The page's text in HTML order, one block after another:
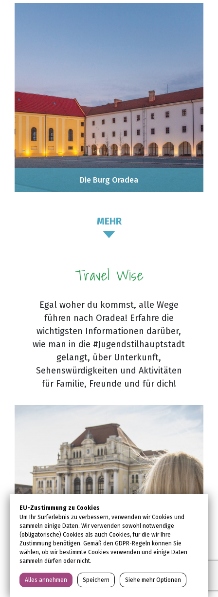
EU-Zustimmung zu Cookies
Um Ihr Surferlebnis zu verbessern, verwenden wir Cookies und
sammeln einige Daten. Wir verwenden sowohl notwendige
(obligatorische) Cookies als auch Cookies, für die wir Ihre
Zustimmung benötigen. Gemäß den GDPR-Regeln können Sie
wählen, ob wir bestimmte Cookies verwenden und einige Daten
sammeln dürfen oder nicht.
Alles annehmen Speichern Siehe mehr Optionen
Die Burg Oradea
MEHR
Travel Wise
Egal woher du kommst, alle Wege
führen nach Oradea! Erfahre die
wichtigsten Informationen darüber,
wie man in die #Jugendstilhauptstadt
gelangt, über Unterkunft,
Sehenswürdigkeiten und Aktivitäten
für Familie, Freunde und für dich!
Wichtige Informationen über Oradea